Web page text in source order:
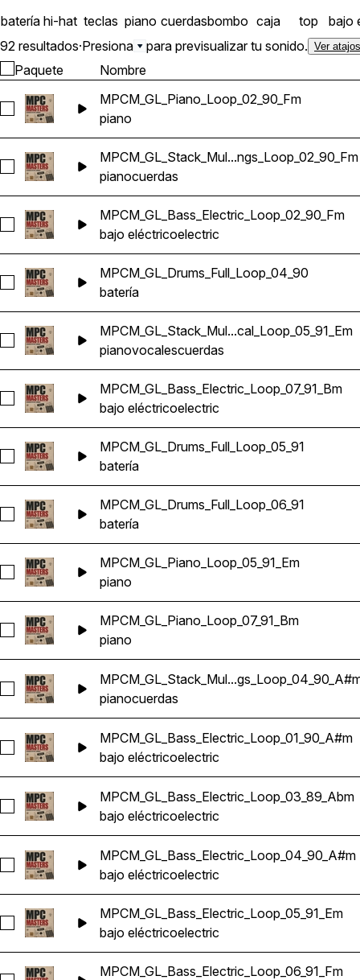
batería hi-hat teclas piano cuerdasbombo caja top
bajo
92 resultados·Presiona para previsualizar tu sonido. Ver
Paquete Nombre
Seleccionar MPCM_GL_Piano_Loop_02_90_Fm
MPCM_GL_Piano_Loop_02_90_Fm
piano
Seleccionar
MPCM_GL_Stack_Mul...ngs_Loop_02_90_Fm
pianocuerdas
Seleccionar MPCM_GL_Bass_Electric_Loop_02_90_Fm
MPCM_GL_Bass_Electric_Loop_02_90_Fm
bajo eléctricoelectric
Seleccionar MPCM_GL_Drums_Full_Loop_04_90
MPCM_GL_Drums_Full_Loop_04_90
batería
Seleccionar
MPCM_GL_Stack_Mul...cal_Loop_05_91_Em
pianovocalescuerdas
Seleccionar MPCM_GL_Bass_Electric_Loop_07_91_Bm
MPCM_GL_Bass_Electric_Loop_07_91_Bm
bajo eléctricoelectric
Seleccionar MPCM_GL_Drums_Full_Loop_05_91
MPCM_GL_Drums_Full_Loop_05_91
batería
Seleccionar MPCM_GL_Drums_Full_Loop_06_91
MPCM_GL_Drums_Full_Loop_06_91
batería
Seleccionar MPCM_GL_Piano_Loop_05_91_Em
MPCM_GL_Piano_Loop_05_91_Em
piano
Seleccionar MPCM_GL_Piano_Loop_07_91_Bm
MPCM_GL_Piano_Loop_07_91_Bm
piano
Seleccionar
pianocuerdas
Seleccionar MPCM_GL_Bass_Electric_Loop_01_90_A#m
MPCM_GL_Bass_Electric_Loop_01_90_A#m
bajo eléctricoelectric
Seleccionar MPCM_GL_Bass_Electric_Loop_03_89_Abm
MPCM_GL_Bass_Electric_Loop_03_89_Abm
bajo eléctricoelectric
Seleccionar MPCM_GL_Bass_Electric_Loop_04_90_A#m
MPCM_GL_Bass_Electric_Loop_04_90_A#m
bajo eléctricoelectric
Seleccionar MPCM_GL_Bass_Electric_Loop_05_91_Em
MPCM_GL_Bass_Electric_Loop_05_91_Em
bajo eléctricoelectric
MPCM_GL_Bass_Electric_Loop_06_91_Fm